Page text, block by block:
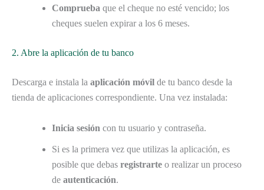
Comprueba que el cheque no esté vencido; los
cheques suelen expirar a los 6 meses.
2. Abre la aplicación de tu banco
Descarga e instala la aplicación móvil de tu banco desde la
tienda de aplicaciones correspondiente. Una vez instalada:
Inicia sesión con tu usuario y contraseña.
Si es la primera vez que utilizas la aplicación, es
posible que debas registrarte o realizar un proceso
de autenticación.